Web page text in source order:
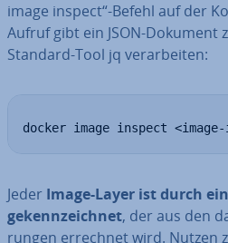
image inspect“-Befehl auf der
Aufruf gibt ein JSON-Dokument
Standard-Tool jq ver­ar­bei­ten:
docker image inspect
Jeder Image-Layer ist durch
ge­kenn­zeich­net, der aus den
run­gen errechnet wird. Nutzen